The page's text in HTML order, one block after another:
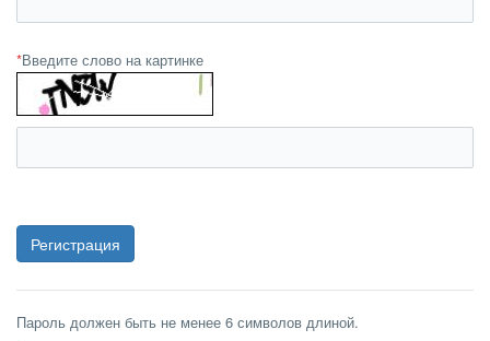
*Введите слово на картинке
Пароль должен быть не менее 6 символов длиной.